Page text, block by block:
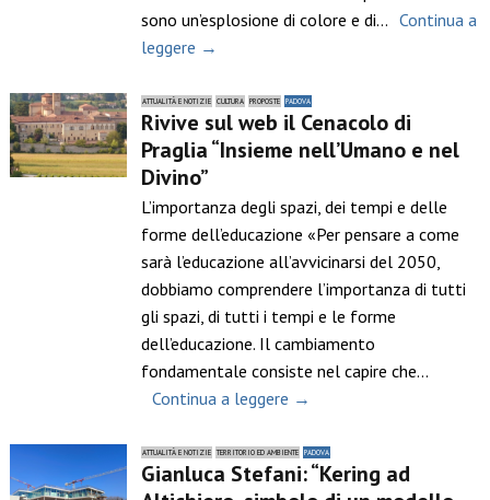
sono un’esplosione di colore e di… Continua a
leggere →
ATTUALITÀ E NOTIZIE CULTURA PROPOSTE PADOVA
Rivive sul web il Cenacolo di
Praglia “Insieme nell’Umano e nel
Divino”
L’importanza degli spazi, dei tempi e delle
forme dell’educazione «Per pensare a come
sarà l’educazione all’avvicinarsi del 2050,
dobbiamo comprendere l’importanza di tutti
gli spazi, di tutti i tempi e le forme
dell’educazione. Il cambiamento
fondamentale consiste nel capire che…
Continua a leggere →
ATTUALITÀ E NOTIZIE TERRITORIO ED AMBIENTE PADOVA
Gianluca Stefani: “Kering ad